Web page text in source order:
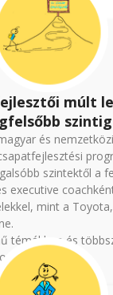
múlt
szintig
és
szintektől a
executive
mint a
témákban és